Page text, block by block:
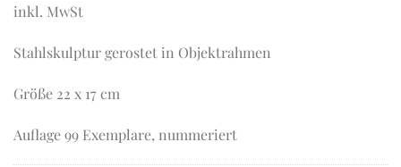
inkl. MwSt
Stahlskulptur gerostet in Objektrahmen
Größe 22 x 17 cm
Auflage 99 Exemplare, nummeriert